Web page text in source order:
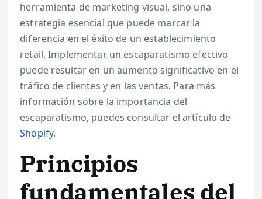
herramienta de marketing visual, sino una
estrategia esencial que puede marcar la
diferencia en el éxito de un establecimiento
retail. Implementar un escaparatismo efectivo
puede resultar en un aumento significativo en el
tráfico de clientes y en las ventas. Para más
información sobre la importancia del
escaparatismo, puedes consultar el artículo de
Shopify.
Principios
fundamentales del